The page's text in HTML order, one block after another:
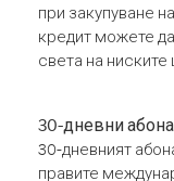
при закупуване
кредит можете
света на ниските
30-дневни
30-дневният
правите